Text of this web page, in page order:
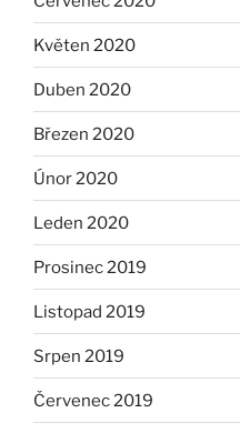
Květen 2020
Duben 2020
Březen 2020
Únor 2020
Leden 2020
Prosinec 2019
Listopad 2019
Srpen 2019
Červenec 2019